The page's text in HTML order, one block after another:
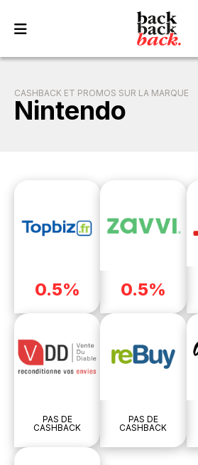
CASHBACK ET PROMOS SUR LA MARQUE
Nintendo
0.5% 0.5%
PAS DE
CASHBACK
PAS DE
CASHBACK